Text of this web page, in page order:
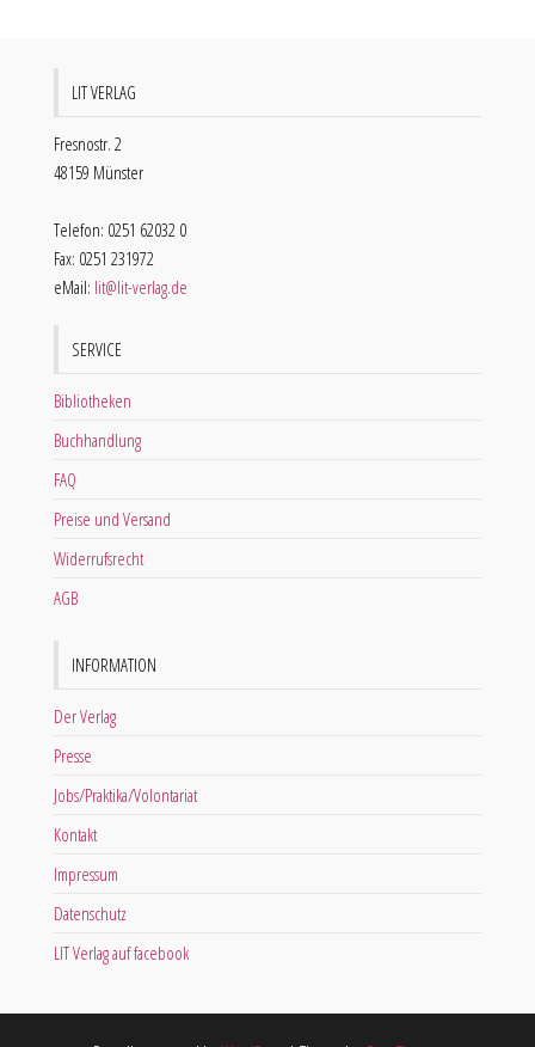
LIT VERLAG
Fresnostr. 2
48159 Münster
Telefon: 0251 62032 0
Fax: 0251 231972
eMail: lit@lit-verlag.de
SERVICE
Bibliotheken
Buchhandlung
FAQ
Preise und Versand
Widerrufsrecht
AGB
INFORMATION
Der Verlag
Presse
Jobs/Praktika/Volontariat
Kontakt
Impressum
Datenschutz
LIT Verlag auf facebook